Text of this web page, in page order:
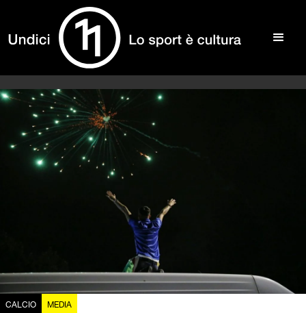
CALCIO MEDIA